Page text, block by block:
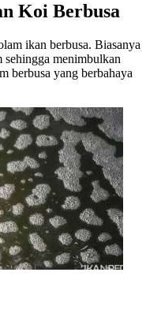
Koi Berbusa
ikan berbusa. Biasanya
sehingga menimbulkan
berbusa yang berbahaya